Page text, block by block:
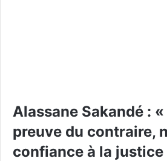
Alassane Sakandé : «
preuve du contraire,
confiance à la justice